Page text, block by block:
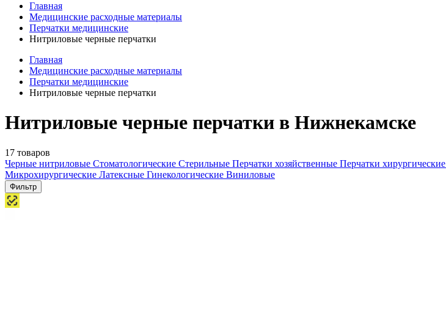
Главная
Медицинские расходные материалы
Перчатки медицинские
Нитриловые черные перчатки
Главная
Медицинские расходные материалы
Перчатки медицинские
Нитриловые черные перчатки
Нитриловые черные перчатки в Нижнекамске
17 товаров
Черные нитриловые Стоматологические Стерильные Перчатки хозяйственные Перчатки хирургические
Микрохирургические Латексные Гинекологические Виниловые
Фильтр